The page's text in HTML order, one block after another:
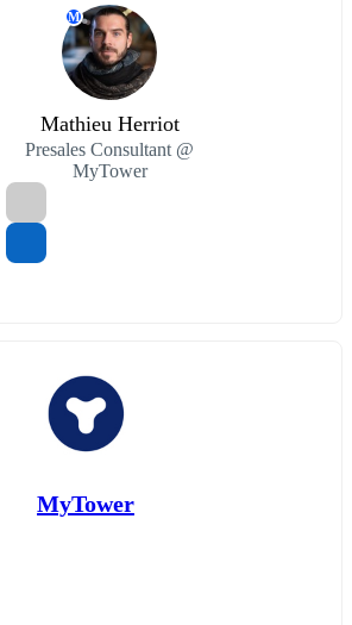
M
Mathieu Herriot
Presales Consultant @
MyTower
MyTower